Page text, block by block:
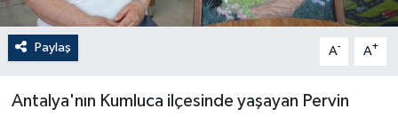
Paylaş A- A+
Antalya'nın Kumluca ilçesinde yaşayan Pervin